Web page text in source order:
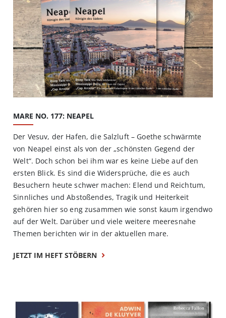
MARE NO. 177: NEAPEL
Der Vesuv, der Hafen, die Salzluft – Goethe schwärmte
von Neapel einst als von der „schönsten Gegend der
Welt“. Doch schon bei ihm war es keine Liebe auf den
ersten Blick. Es sind die Widersprüche, die es auch
Besuchern heute schwer machen: Elend und Reichtum,
Sinnliches und Abstoßendes, Tragik und Heiterkeit
gehören hier so eng zusammen wie sonst kaum irgendwo
auf der Welt. Darüber und viele weitere meeresnahe
Themen berichten wir in der aktuellen mare.
JETZT IM HEFT STÖBERN